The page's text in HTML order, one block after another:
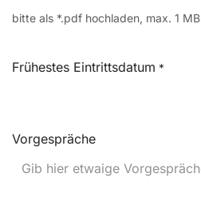
bitte als *.pdf hochladen, max. 1 MB
Frühestes Eintrittsdatum *
Vorgespräche